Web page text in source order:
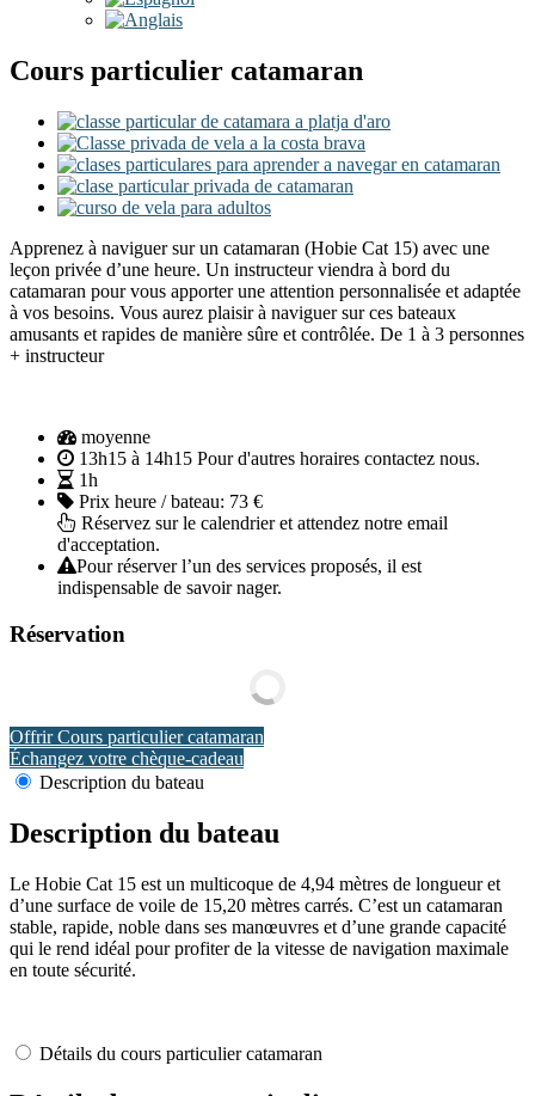
Cours particulier catamaran
Apprenez à naviguer sur un catamaran (Hobie Cat 15) avec une
leçon privée d’une heure. Un instructeur viendra à bord du
catamaran pour vous apporter une attention personnalisée et adaptée
à vos besoins. Vous aurez plaisir à naviguer sur ces bateaux
amusants et rapides de manière sûre et contrôlée. De 1 à 3 personnes
+ instructeur
moyenne
13h15 à 14h15 Pour d'autres horaires contactez nous.
1h
Prix heure / bateau: 73 €
Réservez sur le calendrier et attendez notre email
d'acceptation.
Pour réserver l’un des services proposés, il est
indispensable de savoir nager.
Réservation
Offrir Cours particulier catamaran
Échangez votre chèque-cadeau
Description du bateau
Description du bateau
Le Hobie Cat 15 est un multicoque de 4,94 mètres de longueur et
d’une surface de voile de 15,20 mètres carrés. C’est un catamaran
stable, rapide, noble dans ses manœuvres et d’une grande capacité
qui le rend idéal pour profiter de la vitesse de navigation maximale
en toute sécurité.
Détails du cours particulier catamaran